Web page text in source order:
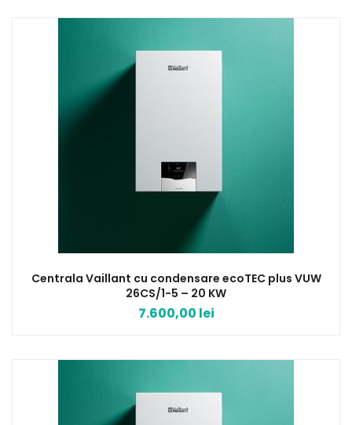
Centrala Vaillant cu condensare ecoTEC plus VUW
26CS/1-5 – 20 KW
7.600,00 lei